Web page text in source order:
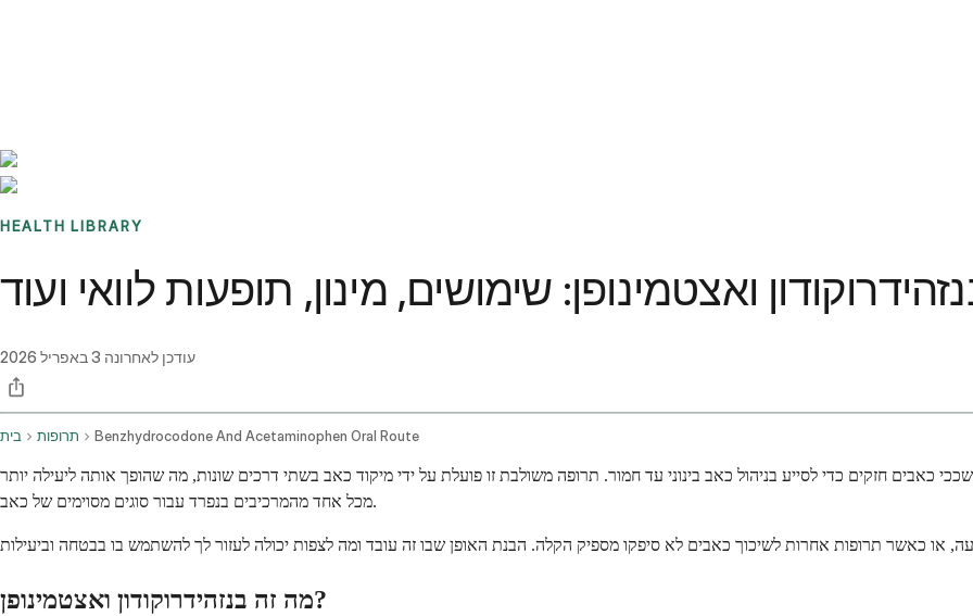
HEALTH LIBRARY
ואצטמינופן: שימושים, מינון, תופעות לוואי ועוד
עודכן לאחרונה 3 באפריל 2026
בית תרופות Benzhydrocodone And Acetaminophen Oral Route
כאבים חזקים כדי לסייע בניהול כאב בינוני עד חמור. תרופה משולבת זו פועלת על ידי מיקוד כאב בשתי דרכים שונות, מה שהופך אותה ליעילה יותר
מכל אחד מהמרכיבים בנפרד עבור סוגים מסוימים של כאב.
מה זה בנזהידרוקודון ואצטמינופן?